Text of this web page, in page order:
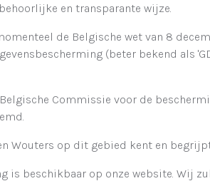
en transparante wijze.
de Belgische wet van 8
(beter bekend als
Commissie voor de
Wouters op dit gebied kent en
is beschikbaar op onze website. Wij